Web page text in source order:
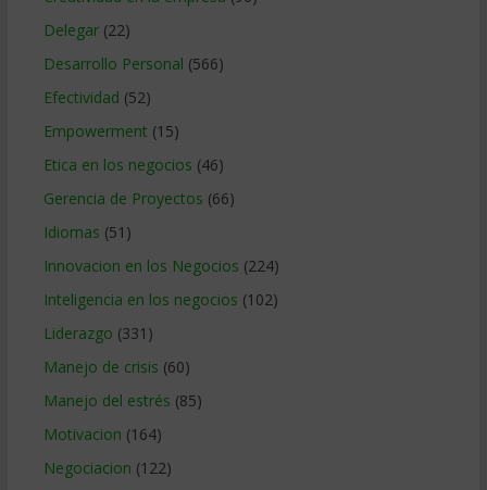
Delegar(22)
Desarrollo Personal (566)
Efectividad (52)
Empowerment (15)
Etica en los negocios (46)
Gerencia de Proyectos (66)
Idiomas (51)
Innovacion en los Negocios (224)
Inteligencia en los negocios (102)
Liderazgo (331)
Manejo de crisis (60)
Manejo del estrés (85)
Motivacion (164)
Negociacion (122)